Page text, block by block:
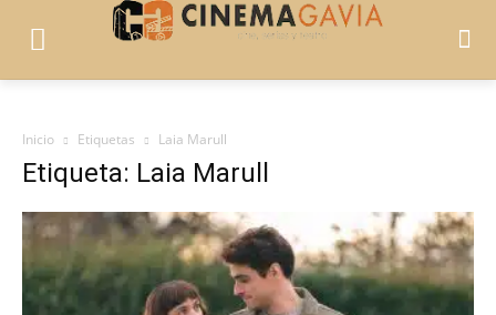
Inicio Etiquetas Laia Marull
Etiqueta: Laia Marull